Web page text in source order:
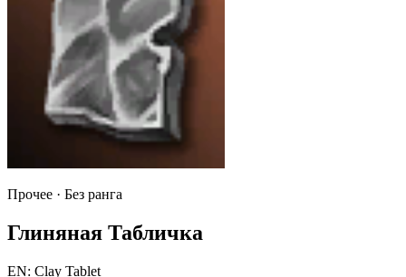
Прочее · Без ранга
Глиняная Табличка
EN: Clay Tablet